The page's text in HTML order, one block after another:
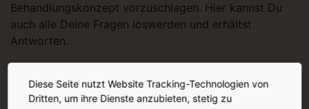
Behandlungskonzept vorzuschlagen. Hier kannst Du
auch alle Deine Fragen loswerden und erhältst
Antworten.
Diese Seite nutzt Website Tracking-Technologien von
Dritten, um ihre Dienste anzubieten, stetig zu